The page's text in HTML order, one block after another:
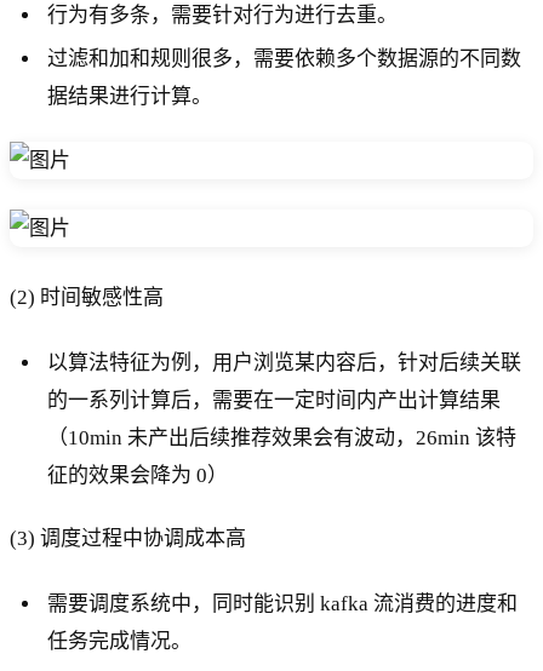
行为有多条，需要针对行为进行去重。
过滤和加和规则很多，需要依赖多个数据源的不同数
据结果进行计算。
(2) 时间敏感性高
以算法特征为例，用户浏览某内容后，针对后续关联
的一系列计算后，需要在一定时间内产出计算结果
（10min 未产出后续推荐效果会有波动，26min 该特
征的效果会降为 0）
(3) 调度过程中协调成本高
需要调度系统中，同时能识别 kafka 流消费的进度和
任务完成情况。